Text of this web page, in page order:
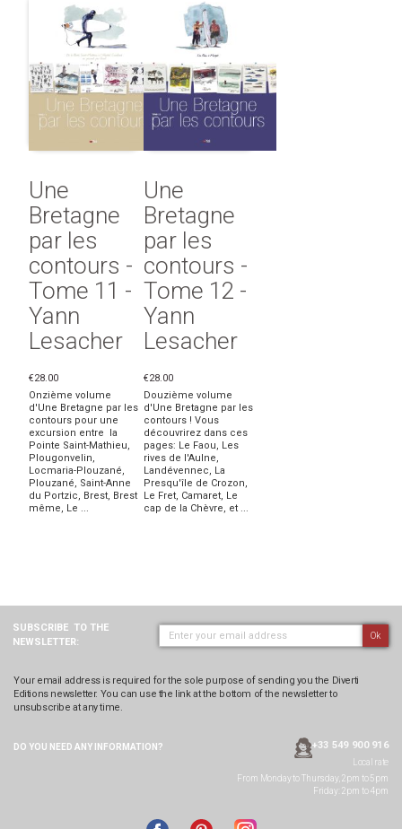
Une
Bretagne
par les
contours -
Tome 11 -
Yann
Lesacher
€28.00
Onzième volume
d'Une Bretagne par les
contours pour une
excursion entre la
Pointe Saint-Mathieu,
Plougonvelin,
Locmaria-Plouzané,
Plouzané, Saint-Anne
du Portzic, Brest, Brest
même, Le ...
Une
Bretagne
par les
contours -
Tome 12 -
Yann
Lesacher
€28.00
Douzième volume
d'Une Bretagne par les
contours ! Vous
découvrirez dans ces
pages: Le Faou, Les
rives de l'Aulne,
Landévennec, La
Presqu'île de Crozon,
Le Fret, Camaret, Le
cap de la Chèvre, et ...
SUBSCRIBE TO THE
NEWSLETTER:
Ok
Your email address is required for the sole purpose of sending you the Diverti
Editions newsletter. You can use the link at the bottom of the newsletter to
unsubscribe at any time.
DO YOU NEED ANY INFORMATION? +33 549 900 916
Local rate
From Monday to Thursday, 2pm to 5pm
Friday: 2pm to 4pm